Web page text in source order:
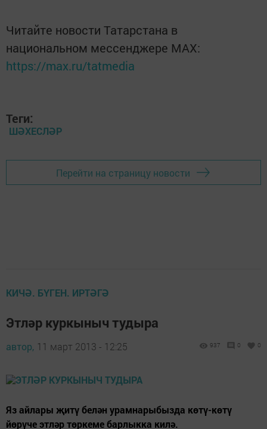
Читайте новости Татарстана в
национальном мессенджере MАХ:
https://max.ru/tatmedia
Теги:
ШӘХЕСЛӘР
Перейти на страницу новости
КИЧӘ. БҮГЕН. ИРТӘГӘ
Этләр куркыныч тудыра
автор, 11 март 2013 - 12:25 937 0 0
Яз айлары җитү белән урамнарыбызда көтү-көтү
йөрүче этләр төркеме барлыкка килә.